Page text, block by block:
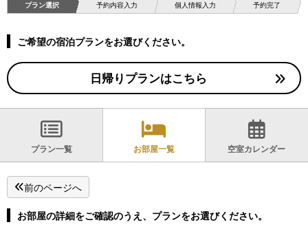
プラン選択 予約内容入力 個人情報入力 予約完了
ご希望の宿泊プランをお選びください。
日帰りプランはこちら
プラン一覧 お部屋一覧 空室カレンダー
前のページへ
お部屋の詳細をご確認のうえ、プランをお選びください。